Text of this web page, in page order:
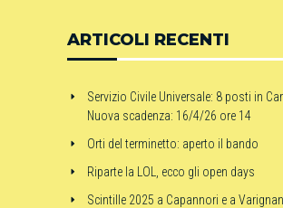
ARTICOLI RECENTI
Servizio Civile Universale: 8 posti in
Nuova scadenza: 16/4/26 ore 14
Orti del terminetto: aperto il bando
Riparte la LOL, ecco gli open days
Scintille 2025 a Capannori e a